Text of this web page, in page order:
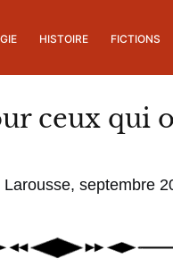
HISTOIRE FICTIONS
ceux qui
Larousse, septembre